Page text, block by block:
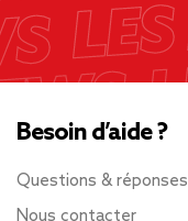
Besoin d’aide ?
Questions & réponses
Nous contacter